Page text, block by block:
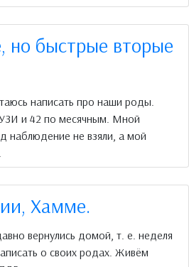
но быстрые вторые
написать про наши роды.
и 42 по месячным. Мной
наблюдение не взяли, а мой
Хамме.
вернулись домой, т. е. неделя
о своих родах. Живём